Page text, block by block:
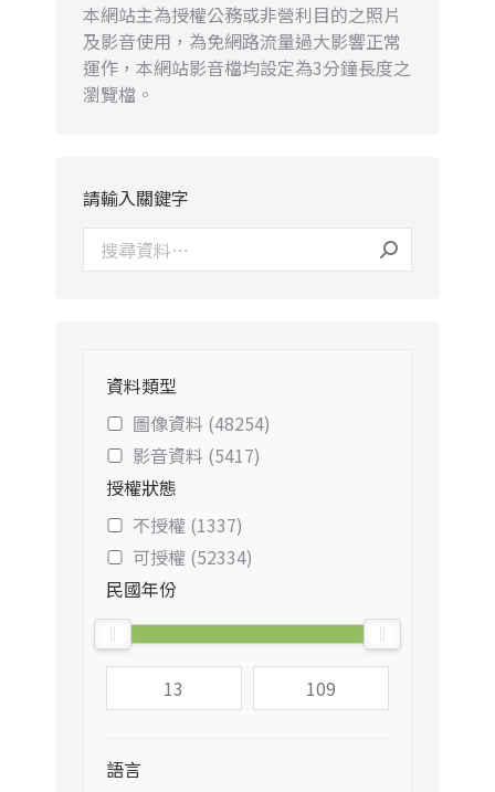
本網站主為授權公務或非營利目的之照片
及影音使用，為免網路流量過大影響正常
運作，本網站影音檔均設定為3分鐘長度之
瀏覽檔。
請輸入關鍵字
資料類型
圖像資料 (48254)
影音資料 (5417)
授權狀態
不授權 (1337)
可授權 (52334)
民國年份
語言